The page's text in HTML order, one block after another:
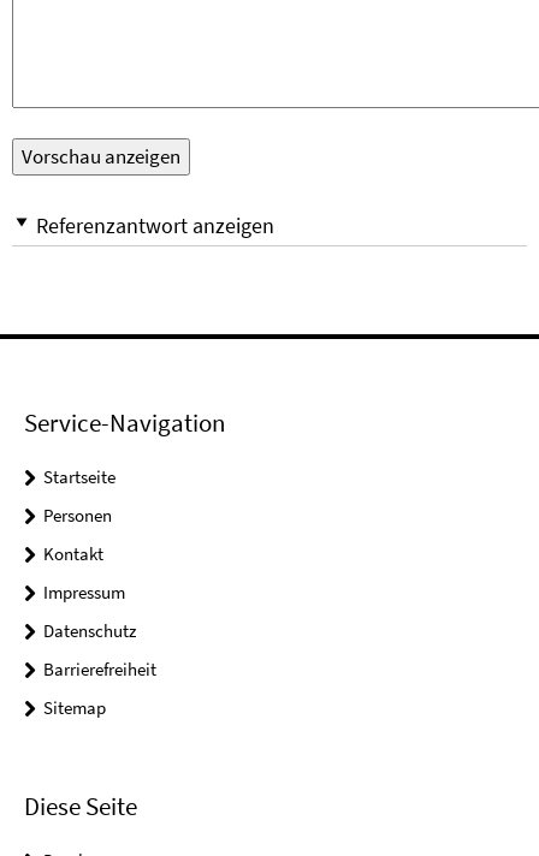
Referenzantwort anzeigen
Service-Navigation
Startseite
Personen
Kontakt
Impressum
Datenschutz
Barrierefreiheit
Sitemap
Diese Seite